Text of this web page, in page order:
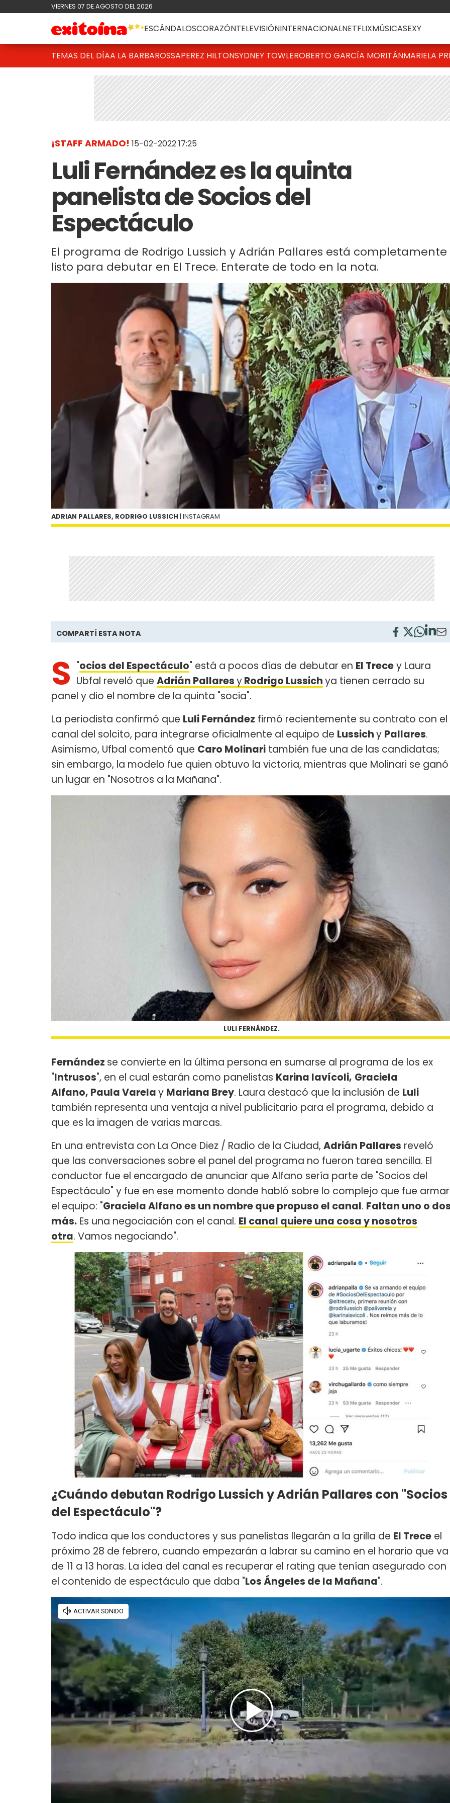
VIERNES 07 DE AGOSTO DEL 2026
ESCÁNDALOSCORAZÓNTELEVISIÓNINTERNACIONALNETFLIXMÚSICASEXY
TEMAS DEL DÍAA LA BARBAROSSAPEREZ HILTONSYDNEY TOWLEROBERTO GARCÍA MORITÁNMARIELA
¡STAFF ARMADO! 15-02-2022 17:25
Luli Fernández es la quinta
panelista de Socios del
Espectáculo
El programa de Rodrigo Lussich y Adrián Pallares está completamente
listo para debutar en El Trece. Enterate de todo en la nota.
ADRIAN PALLARES, RODRIGO LUSSICH | INSTAGRAM
COMPARTÍ ESTA NOTA
"
S ocios del Espectáculo" está a pocos días de debutar en El Trecey Laura
Ubfal reveló que Adrián PallaresyRodrigo Lussichya tienen cerrado su
panel y dio el nombre de la quinta "socia".
La periodista confirmó que Luli Fernández firmó recientemente su contrato con el
canal del solcito, para integrarse oficialmente al equipo de Lussichy Pallares.
Asimismo, Ufbal comentó que Caro Molinari también fue una de las candidatas;
sin embargo, la modelo fue quien obtuvo la victoria, mientras que Molinari se ganó
un lugar en "Nosotros a la Mañana".
LULI FERNÁNDEZ.
Fernández se convierte en la última persona en sumarse al programa de los ex
"Intrusos", en el cual estarán como panelistas Karina Iavícoli, Graciela
Alfano, Paula Varelay Mariana Brey. Laura destacó que la inclusión de Luli
también representa una ventaja a nivel publicitario para el programa, debido a
que es la imagen de varias marcas.
En una entrevista con La Once Diez / Radio de la Ciudad, Adrián Pallares reveló
que las conversaciones sobre el panel del programa no fueron tarea sencilla. El
conductor fue el encargado de anunciar que Alfano sería parte de "Socios del
Espectáculo" y fue en ese momento donde habló sobre lo complejo que fue armar
el equipo: "Graciela Alfano es un nombre que propuso el canal. Faltan uno o
más. Es una negociación con el canal. El canal quiere una cosa y nosotros
otra. Vamos negociando".
¿Cuándo debutan Rodrigo Lussich y Adrián Pallares con "Socios
del Espectáculo"?
Todo indica que los conductores y sus panelistas llegarán a la grilla de El Trece el
próximo 28 de febrero, cuando empezarán a labrar su camino en el horario que va
de 11 a 13 horas. La idea del canal es recuperar el rating que tenían asegurado con
el contenido de espectáculo que daba "Los Ángeles de la Mañana".